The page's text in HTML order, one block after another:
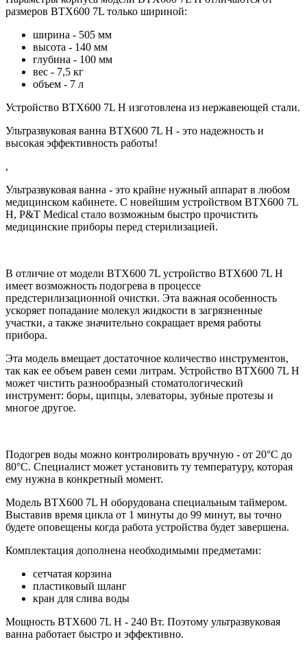
размеров BTX600 7L только шириной:
ширина - 505 мм
высота - 140 мм
глубина - 100 мм
вес - 7,5 кг
объем - 7 л
Устройство BTX600 7L Н изготовлена из нержавеющей стали.
Ультразвуковая ванна BTX600 7L Н - это надежность и
высокая эффективность работы!
,
Ультразвуковая ванна - это крайне нужный аппарат в любом
медицинском кабинете. С новейшим устройством BTX600 7L
Н, P&T Medical стало возможным быстро прочистить
медицинские приборы перед стерилизацией.
В отличие от модели BTX600 7L устройство BTX600 7L H
имеет возможность подогрева в процессе
предстерилизационной очистки. Эта важная особенность
ускоряет попадание молекул жидкости в загрязненные
участки, а также значительно сокращает время работы
прибора.
Эта модель вмещает достаточное количество инструментов,
так как ее объем равен семи литрам. Устройство BTX600 7L H
может чистить разнообразный стоматологический
инструмент: боры, щипцы, элеваторы, зубные протезы и
многое другое.
Подогрев воды можно контролировать вручную - от 20°С до
80°С. Специалист может установить ту температуру, которая
ему нужна в конкретный момент.
Модель BTX600 7L H оборудована специальным таймером.
Выставив время цикла от 1 минуты до 99 минут, вы точно
будете оповещены когда работа устройства будет завершена.
Комплектация дополнена необходимыми предметами:
сетчатая корзина
пластиковый шланг
кран для слива воды
Мощность BTX600 7L Н - 240 Вт. Поэтому ультразвуковая
ванна работает быстро и эффективно.